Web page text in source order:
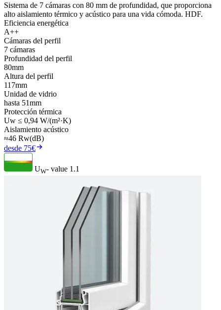
Sistema de 7 cámaras con 80 mm de profundidad, que proporciona
alto aislamiento térmico y acústico para una vida cómoda. HDF.
Eficiencia energética
A++
Cámaras del perfil
7 cámaras
Profundidad del perfil
80mm
Altura del perfil
117mm
Unidad de vidrio
hasta 51mm
Protección térmica
Uw ≤ 0,94 W/(m²·K)
Aislamiento acústico
≈46 Rw(dB)
desde 75€
UW- value 1.1